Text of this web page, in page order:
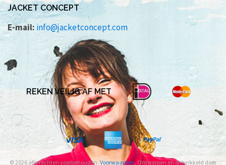
JACKET CONCEPT
E-mail: info@jacketconcept.com
REKEN VEILIG AF MET
© 2026 alle rechten voorbehouden.Voorwaarden. Ontworpen en ontwikkeld door